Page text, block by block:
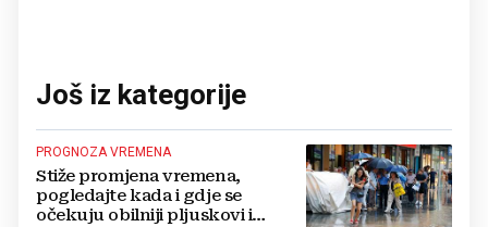
Još iz kategorije
PROGNOZA VREMENA
Stiže promjena vremena,
pogledajte kada i gdje se
očekuju obilniji pljuskovi i